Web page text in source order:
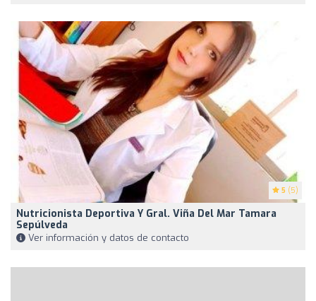
5 (5)
Nutricionista Deportiva Y Gral. Viña Del Mar Tamara
Sepúlveda
Ver información y datos de contacto